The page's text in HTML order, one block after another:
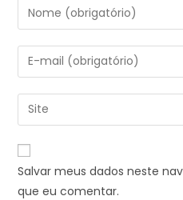
Salvar meus dados neste
que eu comentar.